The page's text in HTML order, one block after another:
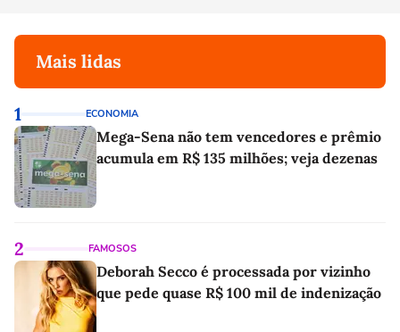
Mais lidas
1 ECONOMIA
Mega-Sena não tem vencedores e prêmio
acumula em R$ 135 milhões; veja dezenas
2 FAMOSOS
Deborah Secco é processada por vizinho
que pede quase R$ 100 mil de indenização